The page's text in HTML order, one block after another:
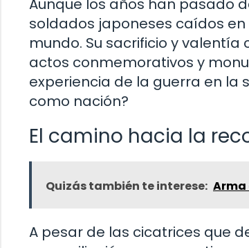
Aunque los años han pasado
soldados japoneses caídos
mundo. Su sacrificio y
actos conmemorativos y
experiencia de la guerra en la
como nación?
El camino hacia la
Quizás también te interese: Arma
A pesar de las cicatrices que